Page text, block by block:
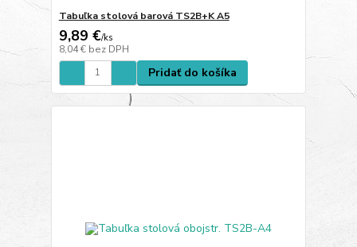
Tabuľka stolová barová TS2B+K A5
9,89 €/ks
8,04 € bez DPH
Pridať do košíka